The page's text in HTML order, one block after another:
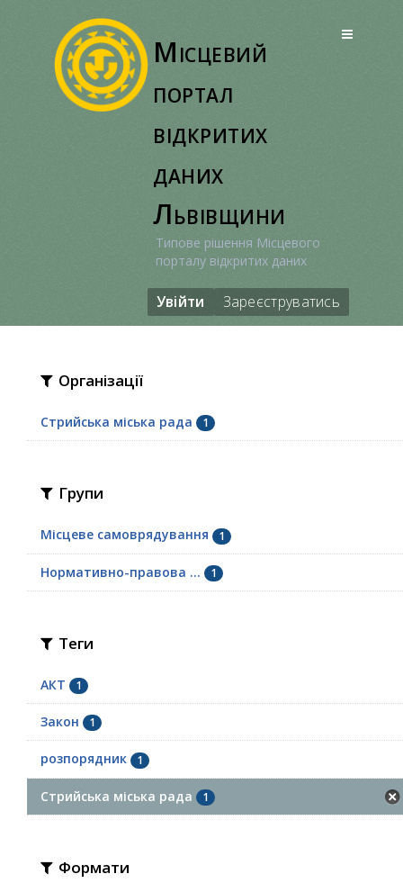
Місцевий
портал
відкритих
даних
Львівщини
Типове рішення Місцевого
порталу відкритих даних
Увійти Зареєструватись
Організації
Стрийська міська рада 1
Групи
Місцеве самоврядування 1
Нормативно-правова ... 1
Теги
АКТ 1
Закон 1
розпорядник 1
Стрийська міська рада 1
Формати